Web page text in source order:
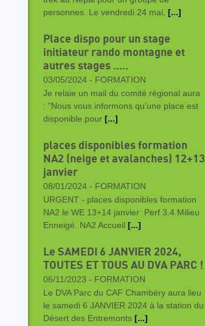
personnes. Le vendredi 24 mai, [...]
Place dispo pour un stage
initiateur rando montagne et
autres stages .....
03/05/2024 - FORMATION
Je relaie un mail du comité régional aura
: "Nous vous informons qu’une place est
disponible pour [...]
places disponibles formation
NA2 (neige et avalanches) 12+13
janvier
08/01/2024 - FORMATION
URGENT - places disponibles formation
NA2 le WE 13+14 janvier Perf 3.4 Milieu
Enneigé. NA2 Accueil [...]
Le SAMEDI 6 JANVIER 2024,
TOUTES ET TOUS AU DVA PARC !
06/11/2023 - FORMATION
Le DVA Parc du CAF Chambéry aura lieu
le samedi 6 JANVIER 2024 à la station du
Désert des Entremonts [...]